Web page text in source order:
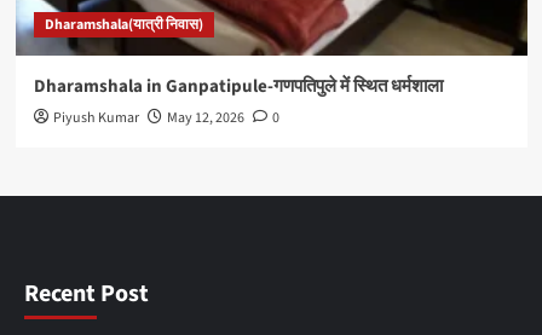
Dharamshala(यात्री निवास)
Dharamshala in Ganpatipule-गणपतिपुले में स्थित धर्मशाला
Piyush Kumar May 12, 2026 0
Recent Post